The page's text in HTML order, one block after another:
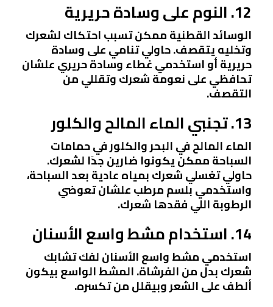
12. النوم على وسادة حريرية
الوسائد القطنية ممكن تسبب احتكاك لشعرك
وتخليه يتقصف. حاولي تنامي على وسادة
حريرية أو استخدمي غطاء وسادة حريري علشان
تحافظي على نعومة شعرك وتقللي من
التقصف.
13. تجنبي الماء المالح والكلور
الماء المالح في البحر والكلور في حمامات
السباحة ممكن يكونوا ضارين جدًا لشعرك.
حاولي تغسلي شعرك بمياه عادية بعد السباحة،
واستخدمي بلسم مرطب علشان تعوضي
الرطوبة اللي فقدها شعرك.
14. استخدام مشط واسع الأسنان
استخدمي مشط واسع الأسنان لفك تشابك
شعرك بدل من الفرشاة. المشط الواسع بيكون
ألطف على الشعر وبيقلل من تكسره.